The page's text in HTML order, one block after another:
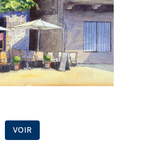
VOIR